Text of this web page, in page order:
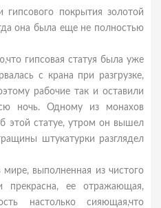
покрытия золотой
она была еще не полностью
гипсовая статуя была уже
с крана при разгрузке,
рабочие так и оставили
ночь. Одному из монахов
этой статуе, утром он вышел
штукатурки разглядел
выполненная из чистого
прекрасна, ее отражающая,
настолько сияющая,что